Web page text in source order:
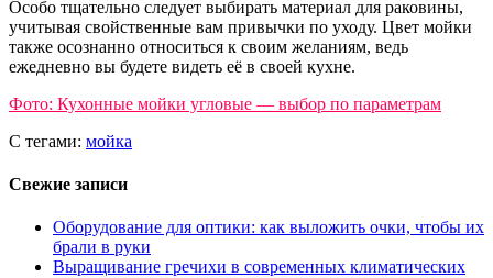
Особо тщательно следует выбирать материал для раковины,
учитывая свойственные вам привычки по уходу. Цвет мойки
также осознанно относиться к своим желаниям, ведь
ежедневно вы будете видеть её в своей кухне.
Фото: Кухонные мойки угловые — выбор по параметрам
С тегами: мойка
Свежие записи
Оборудование для оптики: как выложить очки, чтобы их
брали в руки
Выращивание гречихи в современных климатических